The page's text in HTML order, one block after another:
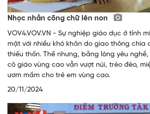
Nhọc nhằn cõng chữ lên non
VOV4.VOV.VN - Sự nghiệp giáo dục ở tỉnh
mặt với nhiều khó khăn do giao thông chia
thiếu thốn. Thế nhưng, bằng lòng yêu
cô giáo vùng cao vẫn vượt núi, trèo đèo,
ươm mầm cho trẻ em vùng cao.
20/11/2024